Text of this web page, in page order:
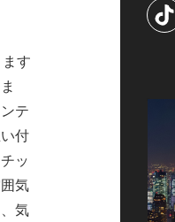
す
テ
付
ッ
気
気